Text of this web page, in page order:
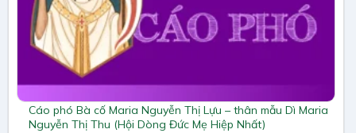
Cáo phó Bà cố Maria Nguyễn Thị Lựu – thân mẫu Dì Maria
Nguyễn Thị Thu (Hội Dòng Đức Mẹ Hiệp Nhất)